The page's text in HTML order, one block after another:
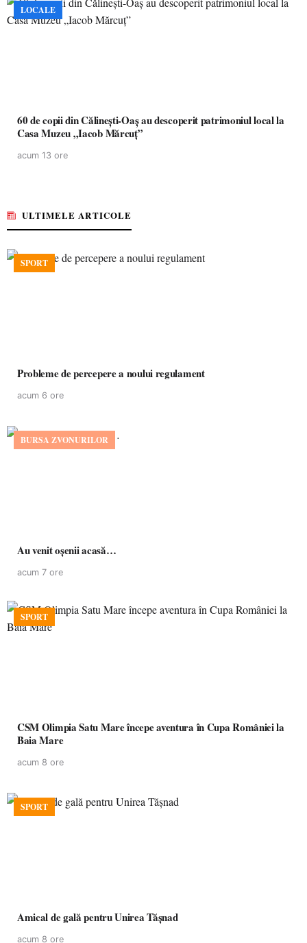
LOCALE
60 de copii din Călinești-Oaș au descoperit patrimoniul local la
Casa Muzeu „Iacob Mărcuț”
acum 13 ore
ULTIMELE ARTICOLE
SPORT
Probleme de percepere a noului regulament
acum 6 ore
BURSA ZVONURILOR
Au venit oșenii acasă…
acum 7 ore
SPORT
CSM Olimpia Satu Mare începe aventura în Cupa României la
Baia Mare
acum 8 ore
SPORT
Amical de gală pentru Unirea Tășnad
acum 8 ore